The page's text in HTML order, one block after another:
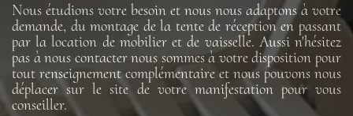
Nous étudions votre besoin et nous nous adaptons à votre
demande, du montage de la tente de réception en passant
par la location de mobilier et de vaisselle. Aussi n'hésitez
pas à nous contacter nous sommes à votre disposition pour
tout renseignement complémentaire et nous pouvons nous
déplacer sur le site de votre manifestation pour vous
conseiller.